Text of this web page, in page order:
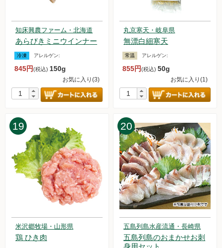
止いたします。
2023.12.17 読売新聞オンラインで、オルターが紹介されまし
た！
2023.12.9【毎週土曜日更新！】アイテムを更新しました。
2023.12.6【年末年始配達日について】お届け日が変更になり
2023.12.2【毎週土曜日更新！】アイテムを更新しました。
2023.11.29 荷物の遅延に関するお知らせ
2023.11.18【毎週土曜日更新！】アイテムを更新しました。
2023.11.11【毎週土曜日更新！】アイテムを更新しました。
2023.11.4【毎週土曜日更新！】アイテムを更新しました。
2023.11.1【重要なお知らせ】おためしお惣菜セットの価格改
定について
2023.10.28【毎週土曜日更新！】アイテムを更新しました。
2023.10.21【毎週土曜日更新！】アイテムを更新しました。
2023.10.14【毎週土曜日更新！】アイテムを更新しました。
2023.9.30【毎週土曜日更新！】アイテムを更新しました。
2023.9.23【毎週土曜日更新！】アイテムを更新しました。
2023.9.16【毎週土曜日更新！】アイテムを更新しました。
知床興農ファーム・北海道
あらびきミニウインナー
冷凍 アレルゲン:
845円(税込) 150g
お気に入り(3)
丸京寒天・岐阜県
無漂白細寒天
常温 アレルゲン:
855円(税込)50g
お気に入り(1)
19
米沢郷牧場・山形県
鶏 ひき肉
20
五島列島水産流通・長崎県
五島列島のおまかせお刺
身用セット